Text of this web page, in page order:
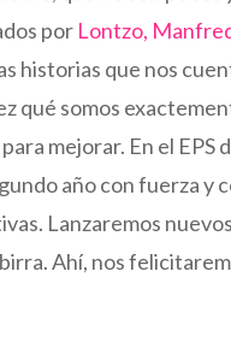
por Lontzo,
historias que nos
qué somos
mejorar. En el EPS
año con fuerza y
Lanzaremos
Ahí, nos